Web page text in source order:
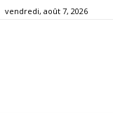
vendredi, août 7, 2026